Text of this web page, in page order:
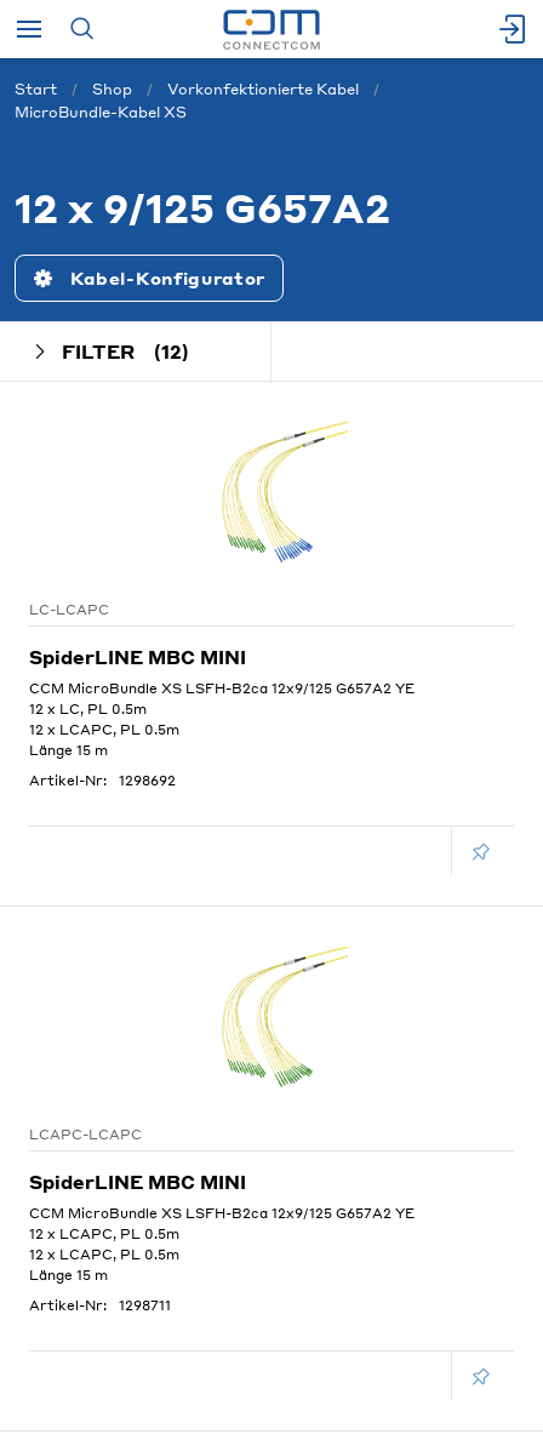
Start Shop
Vorkonfektionierte Kabel
MicroBundle-Kabel XS
12 x 9/125 G657A2
Kabel-Konfigurator
FILTER (12)
LC-LCAPC
SpiderLINE MBC MINI
CCM MicroBundle XS LSFH-B2ca 12x9/125 G657A2 YE
12 x LC, PL 0.5m
12 x LCAPC, PL 0.5m
Länge 15 m
Artikel-Nr:
1298692
LCAPC-LCAPC
SpiderLINE MBC MINI
CCM MicroBundle XS LSFH-B2ca 12x9/125 G657A2 YE
12 x LCAPC, PL 0.5m
12 x LCAPC, PL 0.5m
Länge 15 m
Artikel-Nr:
1298711